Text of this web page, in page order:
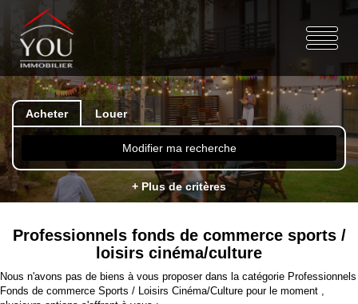
Acheter Louer
Modifier ma recherche
+ Plus de critères
Professionnels fonds de commerce sports /
loisirs cinéma/culture
Nous n'avons pas de biens à vous proposer dans la catégorie Professionnels
Fonds de commerce Sports / Loisirs Cinéma/Culture pour le moment ,